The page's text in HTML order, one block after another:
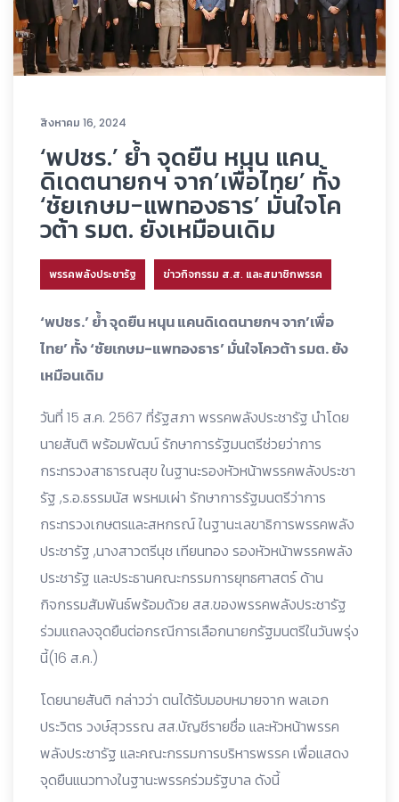
สิงหาคม 16, 2024
‘พปชร.’ ย้ำ จุดยืน หนุน แคน
ดิเดตนายกฯ จาก’เพื่อไทย’ ทั้ง
‘ชัยเกษม-แพทองธาร’ มั่นใจโค
วต้า รมต. ยังเหมือนเดิม
พรรคพลังประชารัฐ ข่าวกิจกรรม ส.ส. และสมาชิกพรรค
‘พปชร.’ ย้ำ จุดยืน หนุน แคนดิเดตนายกฯ จาก’เพื่อ
ไทย’ ทั้ง ‘ชัยเกษม-แพทองธาร’ มั่นใจโควต้า รมต. ยัง
เหมือนเดิม
วันที่ 15 ส.ค. 2567 ที่รัฐสภา พรรคพลังประชารัฐ นำโดย
นายสันติ พร้อมพัฒน์ รักษาการรัฐมนตรีช่วยว่าการ
กระทรวงสาธารณสุข ในฐานะรองหัวหน้าพรรคพลังประชา
รัฐ ,ร.อ.ธรรมนัส พรหมเผ่า รักษาการรัฐมนตรีว่าการ
กระทรวงเกษตรและสหกรณ์ ในฐานะเลขาธิการพรรคพลัง
ประชารัฐ ,นางสาวตรีนุช เทียนทอง รองหัวหน้าพรรคพลัง
ประชารัฐ และประธานคณะกรรมการยุทธศาสตร์ ด้าน
กิจกรรมสัมพันธ์พร้อมด้วย สส.ของพรรคพลังประชารัฐ
ร่วมแถลงจุดยืนต่อกรณีการเลือกนายกรัฐมนตรีในวันพรุ่ง
นี้(16 ส.ค.)
โดยนายสันติ กล่าวว่า ตนได้รับมอบหมายจาก พลเอก
ประวิตร วงษ์สุวรรณ สส.บัญชีรายชื่อ และหัวหน้าพรรค
พลังประชารัฐ และคณะกรรมการบริหารพรรค เพื่อแสดง
จุดยืนแนวทางในฐานะพรรคร่วมรัฐบาล ดังนี้